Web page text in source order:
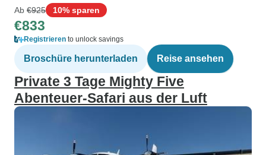
Ab €925 10% sparen
€833
Registrieren to unlock savings
Broschüre herunterladen Reise ansehen
Private 3 Tage Mighty Five
Abenteuer-Safari aus der Luft